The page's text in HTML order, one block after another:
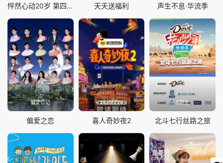
怦然心动20岁 第四季 天天送福利 声生不息·华流季
偏爱日记
偏爱之恋
20251220
喜人奇妙夜2
5期全
北斗七行丝路之旅